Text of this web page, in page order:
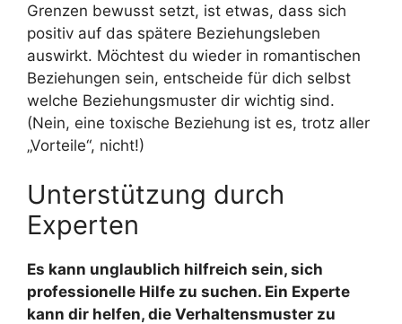
Grenzen bewusst setzt, ist etwas, dass sich
positiv auf das spätere Beziehungsleben
auswirkt. Möchtest du wieder in romantischen
Beziehungen sein, entscheide für dich selbst
welche Beziehungsmuster dir wichtig sind.
(Nein, eine toxische Beziehung ist es, trotz aller
„Vorteile“, nicht!)
Unterstützung durch
Experten
Es kann unglaublich hilfreich sein, sich
professionelle Hilfe zu suchen. Ein Experte
kann dir helfen, die Verhaltensmuster zu